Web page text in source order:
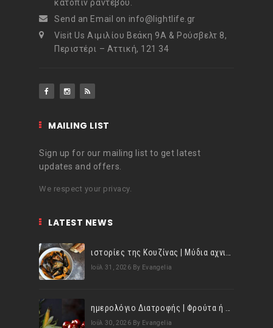
κατόπιν ραντεβού.
Send an Email on info@lightlife.gr
Visit Us Αιμιλίου Βεάκη 9Α & Ρούσβελτ 8,
Περιστέρι – Αττική, 121 34
MAILING LIST
Sign up for our mailing list to get latest
updates and offers.
We respect your privacy.
LATEST NEWS
Ιούλ 31, 2026 By Evangelia
Ιούλ 30, 2026 By Evangelia